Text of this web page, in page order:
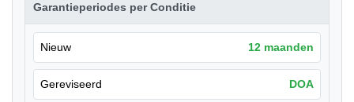
Garantieperiodes per Conditie
Nieuw 12 maanden
Gereviseerd DOA